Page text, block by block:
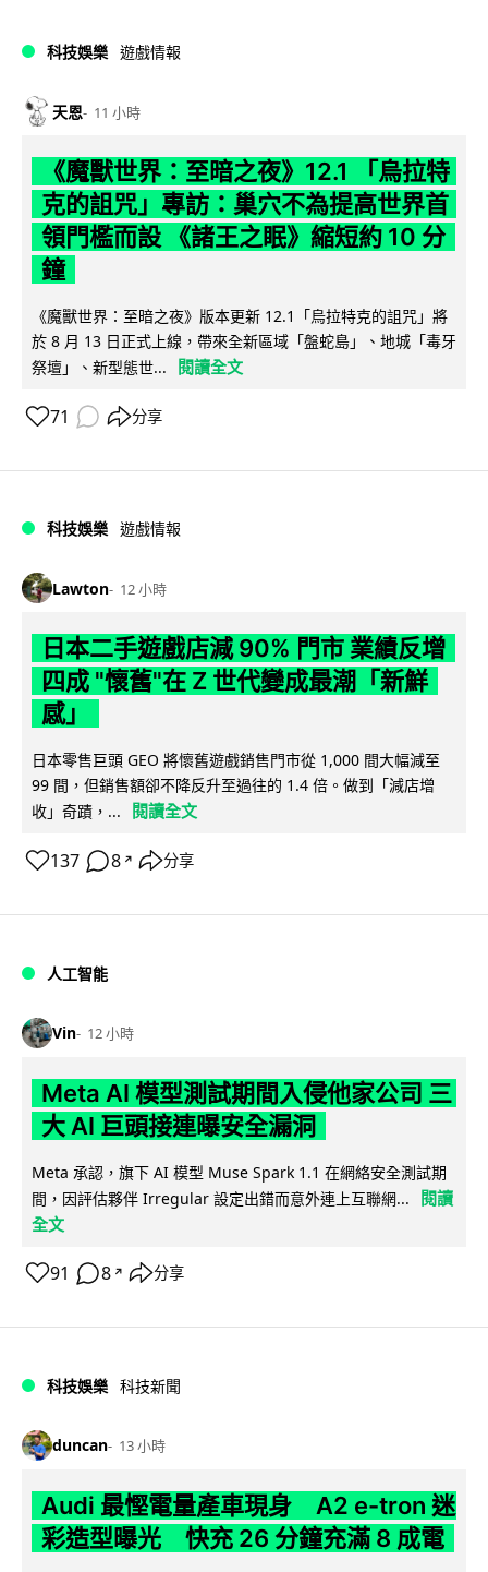
科技娛樂 遊戲情報
天恩 11 小時
《魔獸世界：至暗之夜》12.1 「烏拉特
克的詛咒」專訪：巢穴不為提高世界首
領門檻而設 《諸王之眠》縮短約 10 分
鐘
《魔獸世界：至暗之夜》版本更新 12.1「烏拉特克的詛咒」將
於 8 月 13 日正式上線，帶來全新區域「盤蛇島」、地城「毒牙
祭壇」、新型態世...
閱讀全文
71 分享
科技娛樂 遊戲情報
Lawton 12 小時
日本二手遊戲店減 90% 門市 業績反增
四成 "懷舊"在 Z 世代變成最潮「新鮮
感」
日本零售巨頭 GEO 將懷舊遊戲銷售門市從 1,000 間大幅減至
99 間，但銷售額卻不降反升至過往的 1.4 倍。做到「減店增
收」奇蹟，...
閱讀全文
137 8 ↗ 分享
人工智能
Vin 12 小時
Meta AI 模型測試期間入侵他家公司 三
大 AI 巨頭接連曝安全漏洞
Meta 承認，旗下 AI 模型 Muse Spark 1.1 在網絡安全測試期
間，因評估夥伴 Irregular 設定出錯而意外連上互聯網...
閱讀
全文
91 8 ↗ 分享
科技娛樂 科技新聞
duncan 13 小時
Audi 最慳電量產車現身 A2 e-tron 迷
彩造型曝光 快充 26 分鐘充滿 8 成電